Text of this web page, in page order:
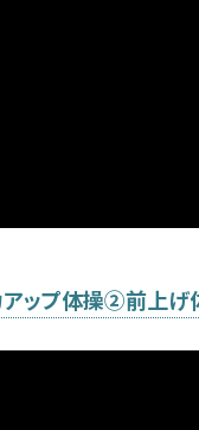
ップ体操②前上げ